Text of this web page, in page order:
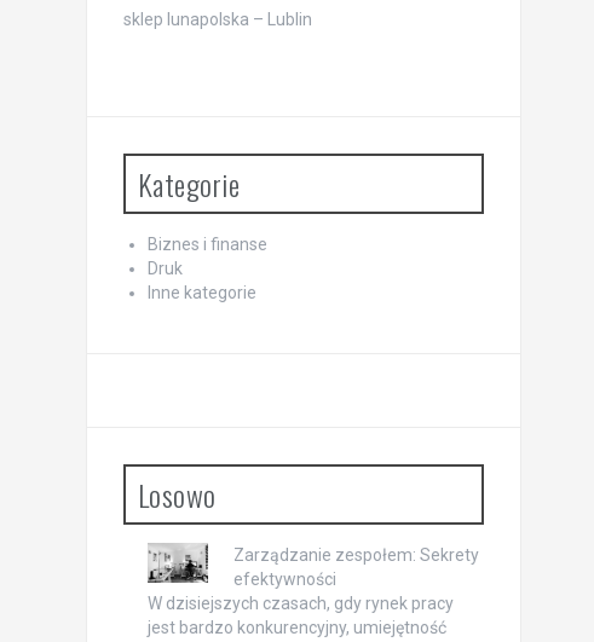
sklep lunapolska – Lublin
Kategorie
Biznes i finanse
Druk
Inne kategorie
Losowo
Zarządzanie zespołem: Sekrety
efektywności
W dzisiejszych czasach, gdy rynek pracy
jest bardzo konkurencyjny, umiejętność